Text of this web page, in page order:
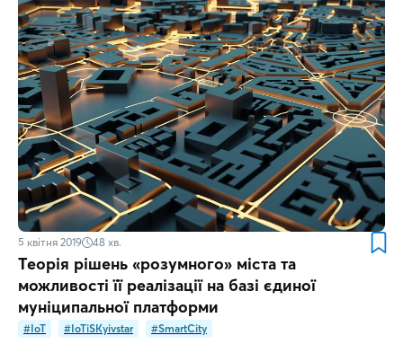
5 квітня 2019 48 хв.
Теорія рішень «розумного» міста та
можливості її реалізації на базі єдиної
муніципальної платформи
#IoT #IoTiSKyivstar #SmartCity